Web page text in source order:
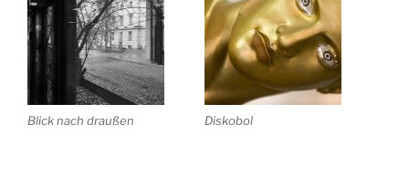
Blick nach draußen Diskobol